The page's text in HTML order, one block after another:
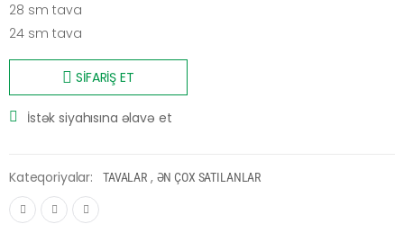
28 sm tava
24 sm tava
SİFARİŞ ET
İstək siyahısına əlavə et
Kateqoriyalar: TAVALAR, ƏN ÇOX SATILANLAR